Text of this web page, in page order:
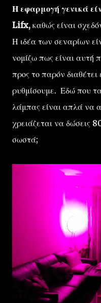
Η εφαρμογή γενικά
Lifx, καθώς είναι
Η ιδέα των σεναρίων
νομίζω πως είναι αυτή
προς το παρόν
ρυθμίσουμε. Εδώ που
λάμπας είναι απλά να
χρειάζεται να δώσεις
σωστά;